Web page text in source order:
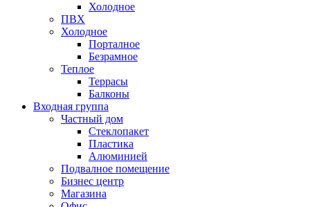
Холодное
ПВХ
Холодное
Порталное
Безрамное
Теплое
Террасы
Балконы
Входная группа
Частный дом
Стеклопакет
Пластика
Алюминией
Подвалное помещение
Бизнес центр
Магазина